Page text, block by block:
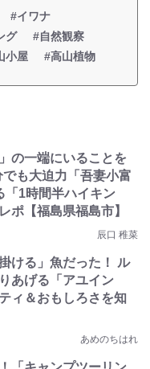
#イワナ
グ
#自然観察
小屋 #高山植物
の一端にいることを
も大迫力「吾妻小富
「1時間半ハイキン
ポ【福島県福島市】
辰口 稚菜
ける」魚だった！ ル
あげる「アユイン
ィ＆おもしろさを知
あめのちはれ